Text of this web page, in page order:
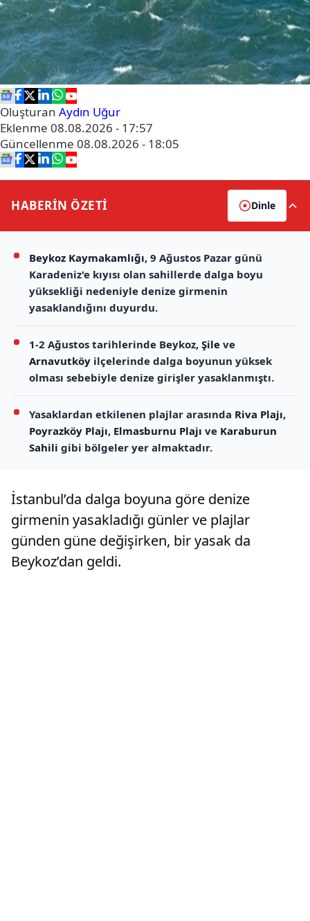
Oluşturan Aydın Uğur
Eklenme 08.08.2026 - 17:57
Güncellenme 08.08.2026 - 18:05
HABERİN ÖZETİ Dinle
Beykoz Kaymakamlığı, 9 Ağustos Pazar günü
Karadeniz'e kıyısı olan sahillerde dalga boyu
yüksekliği nedeniyle denize girmenin
yasaklandığını duyurdu.
1-2 Ağustos tarihlerinde Beykoz, Şile ve
Arnavutköy ilçelerinde dalga boyunun yüksek
olması sebebiyle denize girişler yasaklanmıştı.
Yasaklardan etkilenen plajlar arasında Riva Plajı,
Poyrazköy Plajı, Elmasburnu Plajı ve Karaburun
Sahili gibi bölgeler yer almaktadır.
İstanbul’da dalga boyuna göre denize
girmenin yasakladığı günler ve plajlar
günden güne değişirken, bir yasak da
Beykoz’dan geldi.